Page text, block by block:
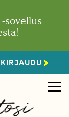
sovellus
KIRJAUDU